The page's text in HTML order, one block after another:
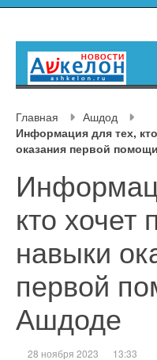
Главная
Ашдод
Информация для тех,
оказания первой
кто хочет
навыки
первой
Ашдоде
28 ноября 2023 13:33